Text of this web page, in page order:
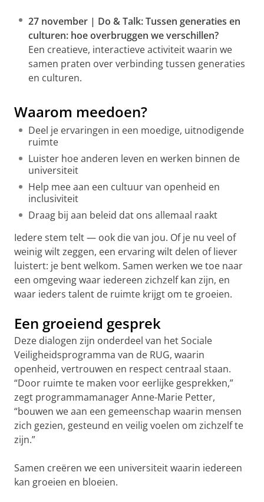
27 november | Do & Talk: Tussen generaties en
culturen: hoe overbruggen we verschillen?
Een creatieve, interactieve activiteit waarin we
samen praten over verbinding tussen generaties
en culturen.
Waarom meedoen?
Deel je ervaringen in een moedige, uitnodigende
ruimte
Luister hoe anderen leven en werken binnen de
universiteit
Help mee aan een cultuur van openheid en
inclusiviteit
Draag bij aan beleid dat ons allemaal raakt
Iedere stem telt — ook die van jou. Of je nu veel of
weinig wilt zeggen, een ervaring wilt delen of liever
luistert: je bent welkom. Samen werken we toe naar
een omgeving waar iedereen zichzelf kan zijn, en
waar ieders talent de ruimte krijgt om te groeien.
Een groeiend gesprek
Deze dialogen zijn onderdeel van het Sociale
Veiligheidsprogramma van de RUG, waarin
openheid, vertrouwen en respect centraal staan.
“Door ruimte te maken voor eerlijke gesprekken,”
zegt programmamanager Anne-Marie Petter,
“bouwen we aan een gemeenschap waarin mensen
zich gezien, gesteund en veilig voelen om zichzelf te
zijn.”
Samen creëren we een universiteit waarin iedereen
kan groeien en bloeien.